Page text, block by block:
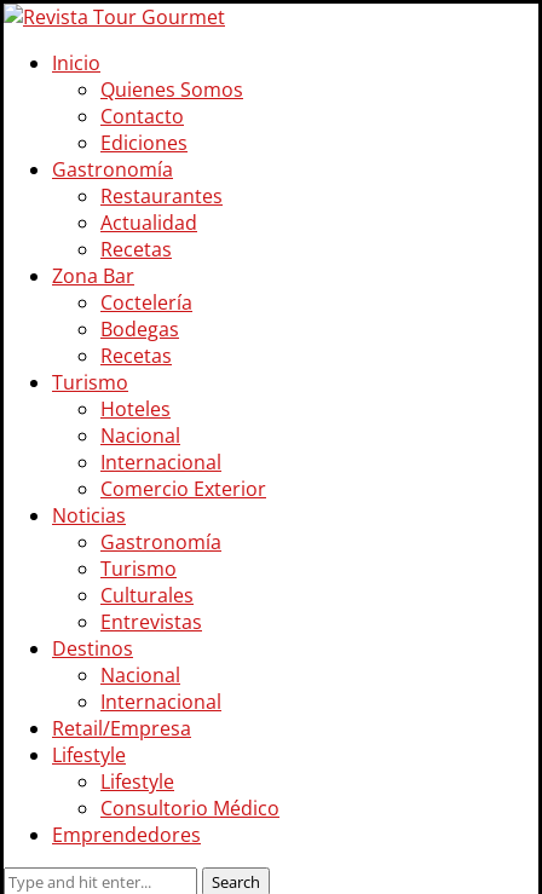
Inicio
Quienes Somos
Contacto
Ediciones
Gastronomía
Restaurantes
Actualidad
Recetas
Zona Bar
Coctelería
Bodegas
Recetas
Turismo
Hoteles
Nacional
Internacional
Comercio Exterior
Noticias
Gastronomía
Turismo
Culturales
Entrevistas
Destinos
Nacional
Internacional
Retail/Empresa
Lifestyle
Lifestyle
Consultorio Médico
Emprendedores